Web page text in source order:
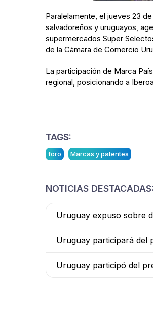
Paralelamente, el jueves 23
salvadoreños y uruguayos,
supermercados Super
de la Cámara de Comercio
La participación de Marca
regional, posicionando a
TAGS:
foro Marcas y patentes
NOTICIAS DESTACADAS:
Uruguay expuso sobre
Uruguay participará del
Uruguay participó del